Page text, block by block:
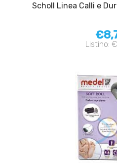
Scholl Linea Calli e
Listino: